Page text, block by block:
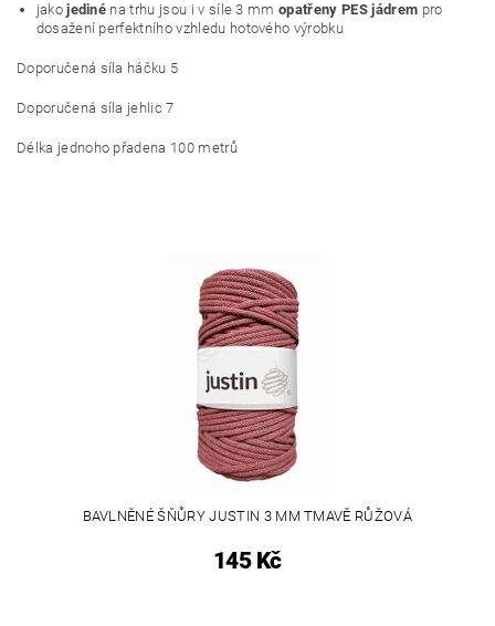
jakojediné na trhu jsou i v síle 3 mmopatřeny PES jádrem pro
dosažení perfektního vzhledu hotového výrobku
Doporučená síla háčku 5
Doporučená síla jehlic 7
Délka jednoho přadena 100 metrů
BAVLNĚNÉ ŠŇŮRY JUSTIN 3 MM TMAVĚ RŮŽOVÁ
145 Kč